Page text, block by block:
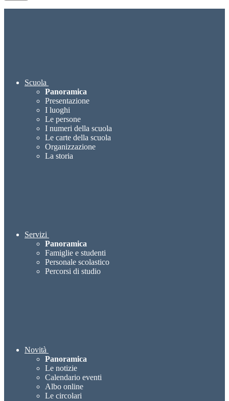
Scuola
Panoramica
Presentazione
I luoghi
Le persone
I numeri della scuola
Le carte della scuola
Organizzazione
La storia
Servizi
Panoramica
Famiglie e studenti
Personale scolastico
Percorsi di studio
Novità
Panoramica
Le notizie
Calendario eventi
Albo online
Le circolari